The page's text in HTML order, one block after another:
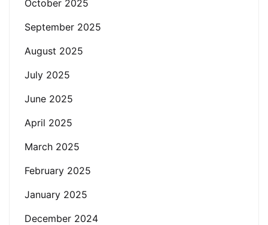
October 2025
September 2025
August 2025
July 2025
June 2025
April 2025
March 2025
February 2025
January 2025
December 2024